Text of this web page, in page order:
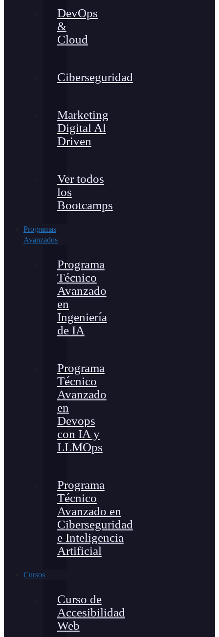
DevOps
&
Cloud
Ciberseguridad
Marketing
Digital Al
Driven
Ver todos
los
Bootcamps
Programas
Avanzados
Programa
Técnico
Avanzado
en
Ingeniería
de IA
Programa
Técnico
Avanzado
en
Devops
con IA y
LLMOps
Programa
Técnico
Avanzado en
Ciberseguridad
e Inteligencia
Artificial
Cursos
Curso de
Accesibilidad
Web